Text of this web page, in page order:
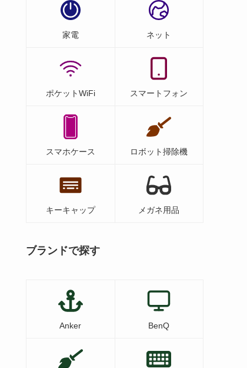
家電 ネット
ポケットWiFi スマートフォン
スマホケース ロボット掃除機
キーキャップ メガネ用品
ブランドで探す
Anker BenQ